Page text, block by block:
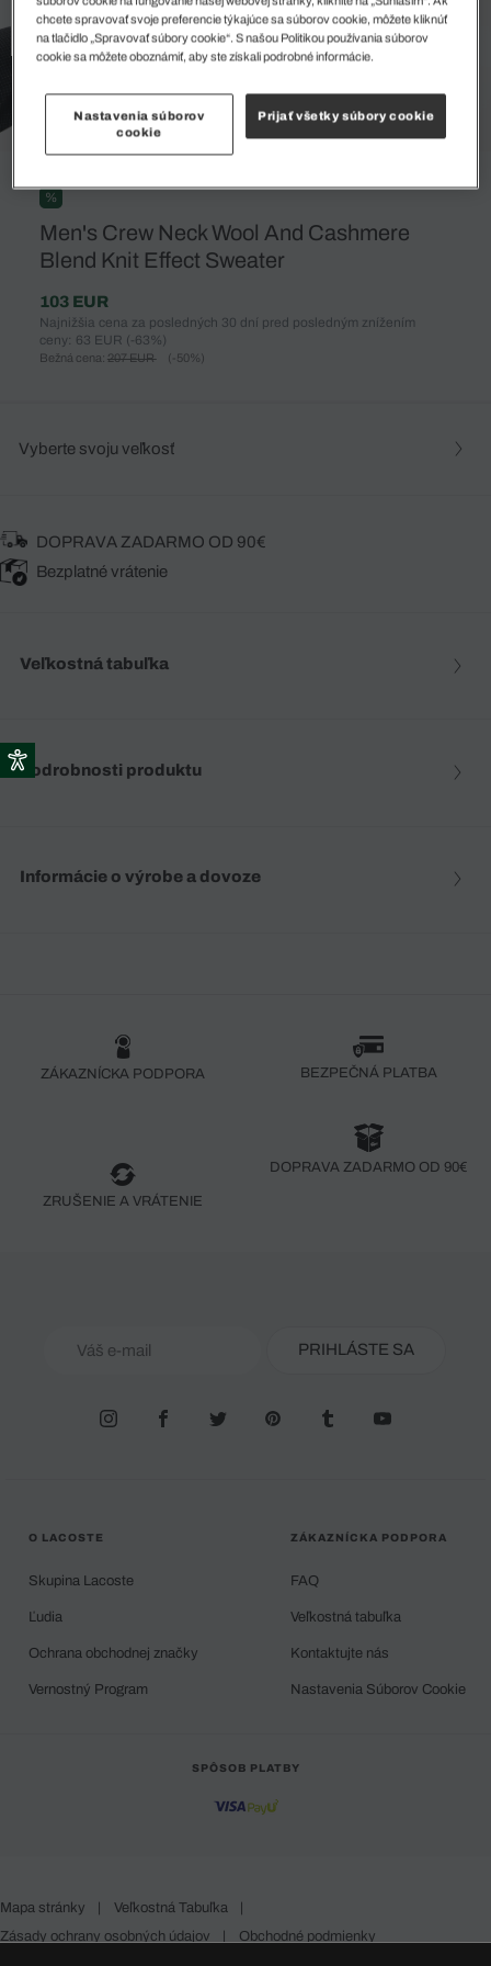
%
Men's Crew Neck Wool And Cashmere
Blend Knit Effect Sweater
103 EUR
Najnižšia cena za posledných 30 dní pred posledným znížením
ceny: 63 EUR (-63%)
Bežná cena: 207 EUR (-50%)
Vyberte svoju veľkosť
DOPRAVA ZADARMO OD 90€
Bezplatné vrátenie
Veľkostná tabuľka
Podrobnosti produktu
Informácie o výrobe a dovoze
ZÁKAZNÍCKA PODPORA BEZPEČNÁ PLATBA
ZRUŠENIE A VRÁTENIE
DOPRAVA ZADARMO OD 90€
PRIHLÁSTE SA
O LACOSTE
Skupina Lacoste
Ľudia
Ochrana obchodnej značky
Vernostný Program
ZÁKAZNÍCKA PODPORA
FAQ
Veľkostná tabuľka
Kontaktujte nás
Nastavenia Súborov Cookie
SPÔSOB PLATBY
Mapa stránky | Veľkostná Tabuľka
|
Zásady ochrany osobných údajov
| Obchodné podmienky
chcete spravovať svoje preferencie týkajúce sa súborov cookie, môžete kliknúť
na tlačidlo „Spravovať súbory cookie“. S našou Politikou používania súborov
cookie sa môžete oboznámiť, aby ste získali podrobné informácie.
Nastavenia súborov
cookie
Prijať všetky súbory cookie